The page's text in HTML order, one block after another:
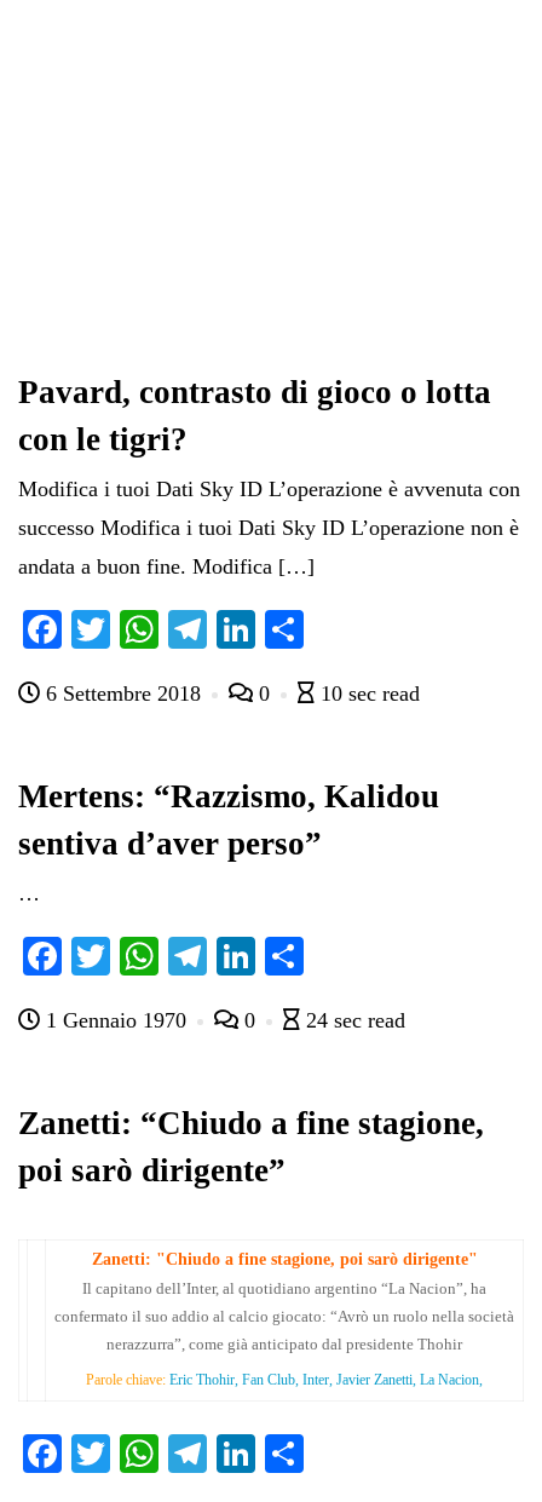
Pavard, contrasto di gioco o lotta
con le tigri?
Modifica i tuoi Dati Sky ID L’operazione è avvenuta con
successo Modifica i tuoi Dati Sky ID L’operazione non è
andata a buon fine. Modifica […]
Fa
bo
T
tte
W
ts
pp
Te
gr
m
Li
ed di
di
6 Settembre 2018 0 10 sec read
Mertens: “Razzismo, Kalidou
sentiva d’aver perso”
…
Fa
bo
T
tte
W
ts
pp
Te
gr
m
Li
ed di
di
1 Gennaio 1970 0 24 sec read
Zanetti: “Chiudo a fine stagione,
poi sarò dirigente”
Zanetti: "Chiudo a fine stagione, poi sarò dirigente"
Il capitano dell’Inter, al quotidiano argentino “La Nacion”, ha
confermato il suo addio al calcio giocato: “Avrò un ruolo nella società
nerazzurra”, come già anticipato dal presidente Thohir
Parole chiave: Eric Thohir, Fan Club, Inter, Javier Zanetti, La Nacion,
Fa T
W
Te
Li